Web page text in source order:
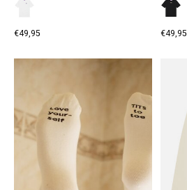
€49,95 €49,95